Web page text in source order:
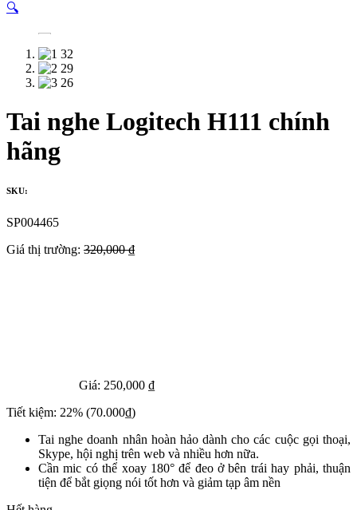
🔍
Tai nghe Logitech H111 chính
hãng
SKU:
SP004465
Giá thị trường: 320,000 ₫
Giá: 250,000 ₫
Tiết kiệm: 22% (70.000₫)
Tai nghe doanh nhân hoàn hảo dành cho các cuộc gọi thoại,
Skype, hội nghị trên web và nhiều hơn nữa.
Cần mic có thể xoay 180° để đeo ở bên trái hay phải, thuận
tiện để bắt giọng nói tốt hơn và giảm tạp âm nền